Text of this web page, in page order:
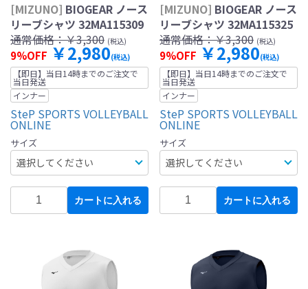
[MIZUNO] BIOGEAR ノース
リーブシャツ 32MA115309
通常価格：￥3,300 (税込)
9%OFF￥2,980(税込)
【即日】当日14時までのご注文で
当日発送
インナー
SteP SPORTS VOLLEYBALL
ONLINE
サイズ
カートに入れる
[MIZUNO] BIOGEAR ノース
リーブシャツ 32MA115325
通常価格：￥3,300 (税込)
9%OFF￥2,980(税込)
【即日】当日14時までのご注文で
当日発送
インナー
SteP SPORTS VOLLEYBALL
ONLINE
サイズ
カートに入れる